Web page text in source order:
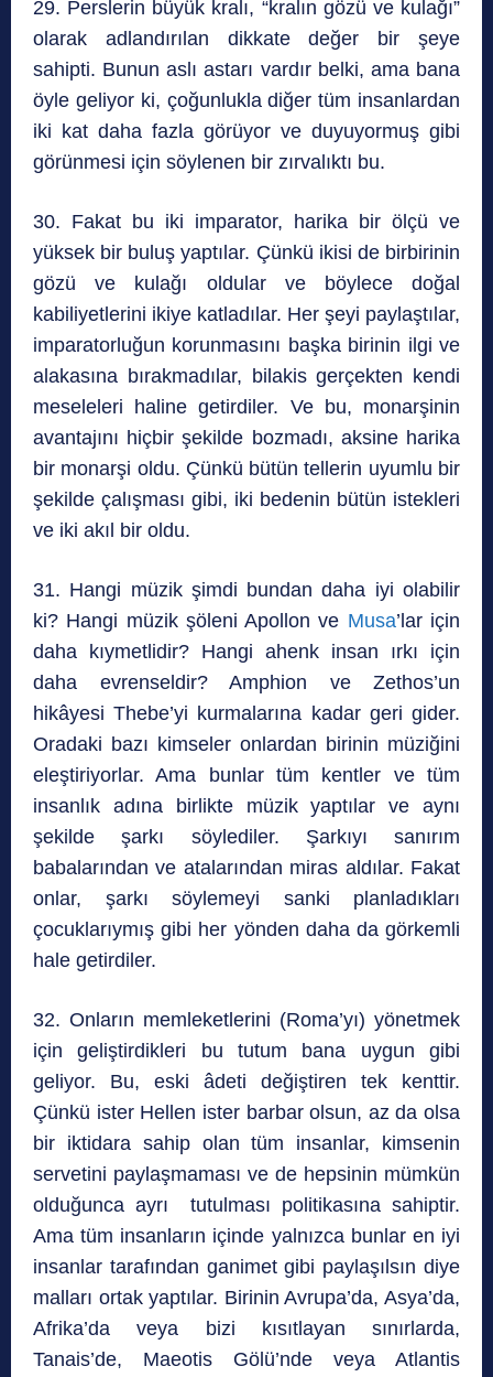
29. Perslerin büyük kralı, “kralın gözü ve kulağı”
olarak adlandırılan dikkate değer bir şeye
sahipti. Bunun aslı astarı vardır belki, ama bana
öyle geliyor ki, çoğunlukla diğer tüm insanlardan
iki kat daha fazla görüyor ve duyuyormuş gibi
görünmesi için söylenen bir zırvalıktı bu.
30. Fakat bu iki imparator, harika bir ölçü ve
yüksek bir buluş yaptılar. Çünkü ikisi de birbirinin
gözü ve kulağı oldular ve böylece doğal
kabiliyetlerini ikiye katladılar. Her şeyi paylaştılar,
imparatorluğun korunmasını başka birinin ilgi ve
alakasına bırakmadılar, bilakis gerçekten kendi
meseleleri haline getirdiler. Ve bu, monarşinin
avantajını hiçbir şekilde bozmadı, aksine harika
bir monarşi oldu. Çünkü bütün tellerin uyumlu bir
şekilde çalışması gibi, iki bedenin bütün istekleri
ve iki akıl bir oldu.
31. Hangi müzik şimdi bundan daha iyi olabilir
ki? Hangi müzik şöleni Apollon ve Musa’lar için
daha kıymetlidir? Hangi ahenk insan ırkı için
daha evrenseldir? Amphion ve Zethos’un
hikâyesi Thebe’yi kurmalarına kadar geri gider.
Oradaki bazı kimseler onlardan birinin müziğini
eleştiriyorlar. Ama bunlar tüm kentler ve tüm
insanlık adına birlikte müzik yaptılar ve aynı
şekilde şarkı söylediler. Şarkıyı sanırım
babalarından ve atalarından miras aldılar. Fakat
onlar, şarkı söylemeyi sanki planladıkları
çocuklarıymış gibi her yönden daha da görkemli
hale getirdiler.
32. Onların memleketlerini (Roma’yı) yönetmek
için geliştirdikleri bu tutum bana uygun gibi
geliyor. Bu, eski âdeti değiştiren tek kenttir.
Çünkü ister Hellen ister barbar olsun, az da olsa
bir iktidara sahip olan tüm insanlar, kimsenin
servetini paylaşmaması ve de hepsinin mümkün
olduğunca ayrı tutulması politikasına sahiptir.
Ama tüm insanların içinde yalnızca bunlar en iyi
insanlar tarafından ganimet gibi paylaşılsın diye
malları ortak yaptılar. Birinin Avrupa’da, Asya’da,
Afrika’da veya bizi kısıtlayan sınırlarda,
Tanais’de, Maeotis Gölü’nde veya Atlantis